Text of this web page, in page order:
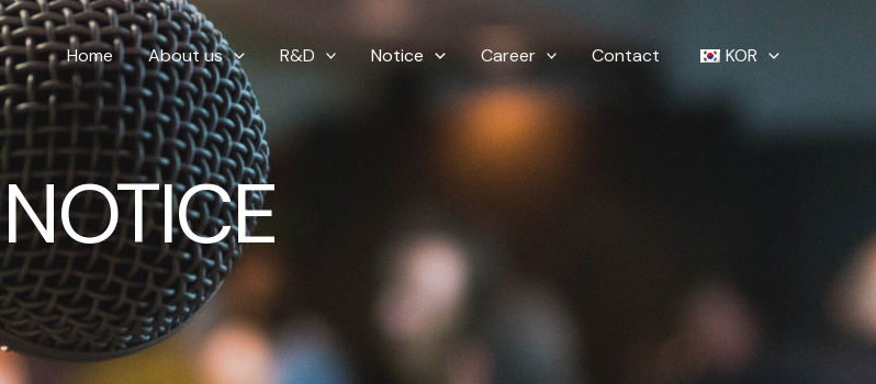
Home About us R&D Notice Career Contact KOR
NOTICE